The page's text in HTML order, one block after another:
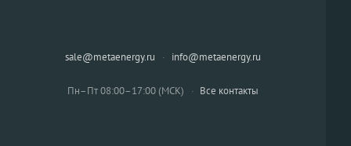
sale@metaenergy.ru · info@metaenergy.ru
Пн–Пт 08:00–17:00 (МСК) · Все контакты